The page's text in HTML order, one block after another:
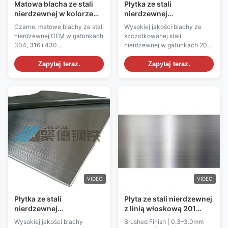
Matowa blacha ze stali
nierdzewnej w kolorze
czarnym, o dużej linii
włosów, o wysokiej
odporności na korozję,
dekoracyjnych
Czarne, matowe blachy ze stali
nierdzewnej OEM w gatunkach
304, 316 i 430.
Charakteryzuje się
odpornością na korozję,
powierzchnią odporną na
niestandardowymi
rozmiarami/wykończeniami.
Certyfikat ISO 9001 z szybką
Zapytaj teraz.
Płytka ze stali
nierdzewnej
austenitycznej z wysoką
odpornością na korozję i
wykończeniem
włosowej do zastosowań
dekoracyjnych
Wysokiej jakości blachy ze
szczotkowanej stali
nierdzewnej w gatunkach 201,
304, 304L, 309S, 310S, 316L.
Wysoka odporność na korozję,
dekoracyjne wykończenie
Zapytaj teraz.
VIDEO
Płytka ze stali
nierdzewnej
szczotkowanej serii 600
Wysokiej jakości blachy
VIDEO
Płyta ze stali nierdzewnej
z linią włoskową 201
Grubość blachy ze
Brushed Finish | 0.3–3.0mm